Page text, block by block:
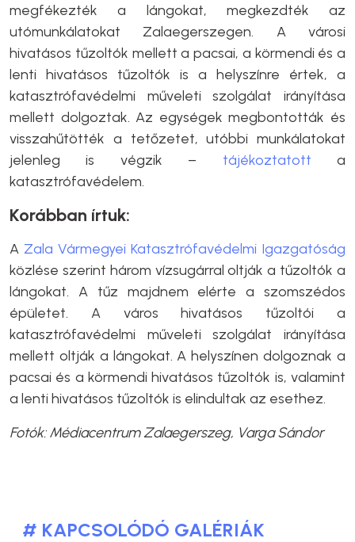
megfékezték a lángokat, megkezdték az
utómunkálatokat Zalaegerszegen. A városi
hivatásos tűzoltók mellett a pacsai, a körmendi és a
lenti hivatásos tűzoltók is a helyszínre értek, a
katasztrófavédelmi műveleti szolgálat irányítása
mellett dolgoztak. Az egységek megbontották és
visszahűtötték a tetőzetet, utóbbi munkálatokat
jelenleg is végzik – tájékoztatott a
katasztrófavédelem.
Korábban írtuk:
A Zala Vármegyei Katasztrófavédelmi Igazgatóság
közlése szerint három vízsugárral oltják a tűzoltók a
lángokat. A tűz majdnem elérte a szomszédos
épületet. A város hivatásos tűzoltói a
katasztrófavédelmi műveleti szolgálat irányítása
mellett oltják a lángokat. A helyszínen dolgoznak a
pacsai és a körmendi hivatásos tűzoltók is, valamint
a lenti hivatásos tűzoltók is elindultak az esethez.
Fotók: Médiacentrum Zalaegerszeg, Varga Sándor
# KAPCSOLÓDÓ GALÉRIÁK